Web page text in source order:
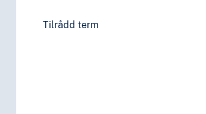
Tilrådd term